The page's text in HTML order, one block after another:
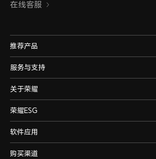
在线客服
推荐产品
服务与支持
关于荣耀
荣耀ESG
软件应用
购买渠道